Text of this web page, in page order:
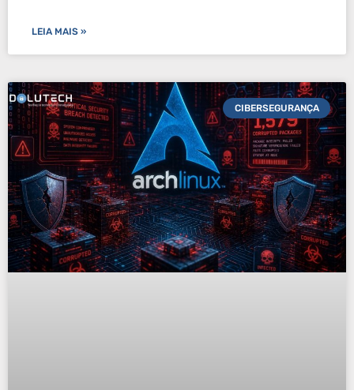
LEIA MAIS »
CIBERSEGURANÇA